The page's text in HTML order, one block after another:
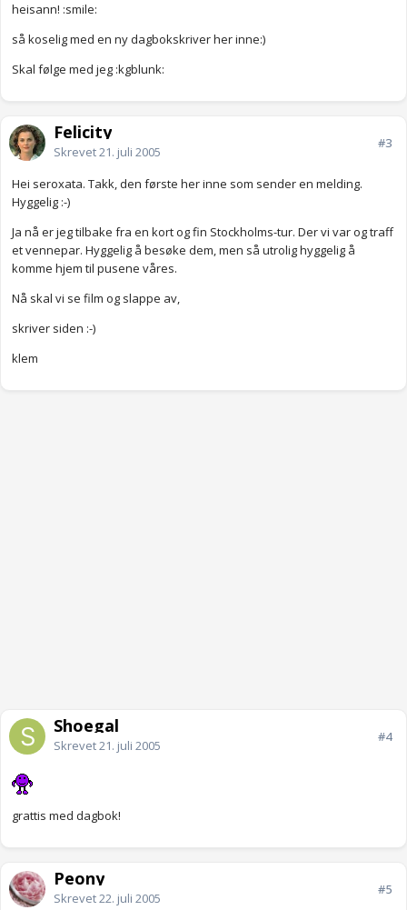
heisann! :smile:
så koselig med en ny dagbokskriver her inne:)
Skal følge med jeg :kgblunk:
Felicity
Skrevet21. juli 2005
#3
Hei seroxata. Takk, den første her inne som sender en melding.
Hyggelig :-)
Ja nå er jeg tilbake fra en kort og fin Stockholms-tur. Der vi var og traff
et vennepar. Hyggelig å besøke dem, men så utrolig hyggelig å
komme hjem til pusene våres.
Nå skal vi se film og slappe av,
skriver siden :-)
klem
Shoegal
Skrevet21. juli 2005
#4
grattis med dagbok!
Peony
Skrevet22. juli 2005
#5